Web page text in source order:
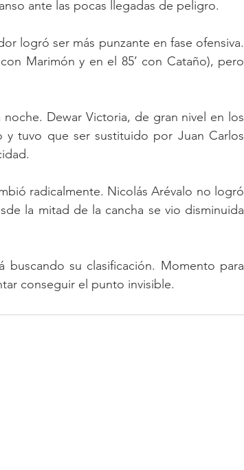
ante las pocas llegadas de peligro.
logró ser más punzante en fase ofensiva.
Marimón y en el 85’ con Cataño), pero
Dewar Victoria, de gran nivel en los
tuvo que ser sustituido por Juan Carlos
radicalmente. Nicolás Arévalo no logró
la mitad de la cancha se vio disminuida
su clasificación. Momento para
conseguir el punto invisible.